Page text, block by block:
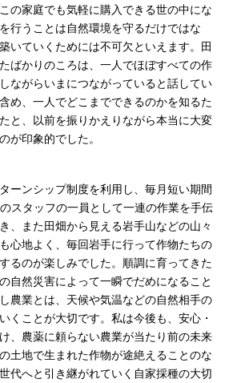
の家庭でも気軽に購入できる世の中にな
行うことは自然環境を守るだけではな
いていくためには不可欠といえます。田
ばかりのころは、一人でほぼすべての作
ながらいまにつながっていると話してい
め、一人でどこまでできるのかを知るた
と、以前を振りかえりながら本当に大変
が印象的でした。
ーンシップ制度を利用し、毎月短い期間
スタッフの一員として一連の作業を手伝
、また田畑から見える岩手山などの山々
心地よく、毎回岩手に行って作物たちの
るのが楽しみでした。順調に育ってきた
自然災害によって一瞬でだめになること
農業とは、天候や気温などの自然相手の
くことが大切です。私は今後も、安心・
、農薬に頼らない農業が当たり前の未来
土地で生まれた作物が途絶えることのな
代へと引き継がれていく自家採種の大切